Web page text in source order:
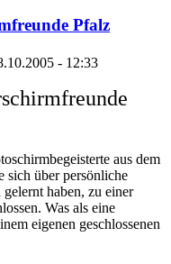
Pfalz
- 12:33
aus dem
sich über persönliche
haben, zu einer
Was als eine
eigenen geschlossenen